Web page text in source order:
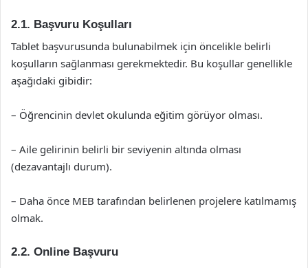
2.1. Başvuru Koşulları
Tablet başvurusunda bulunabilmek için öncelikle belirli
koşulların sağlanması gerekmektedir. Bu koşullar genellikle
aşağıdaki gibidir:
– Öğrencinin devlet okulunda eğitim görüyor olması.
– Aile gelirinin belirli bir seviyenin altında olması
(dezavantajlı durum).
– Daha önce MEB tarafından belirlenen projelere katılmamış
olmak.
2.2. Online Başvuru